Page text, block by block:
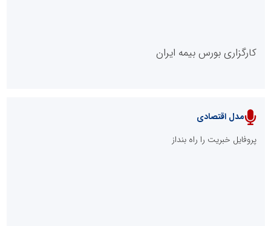
پایگاه خبری نهضت ملی مسکن
کارگزاری بورس بیمه ایران
مدل اقتصادی
پروفایل خبریت را راه بنداز